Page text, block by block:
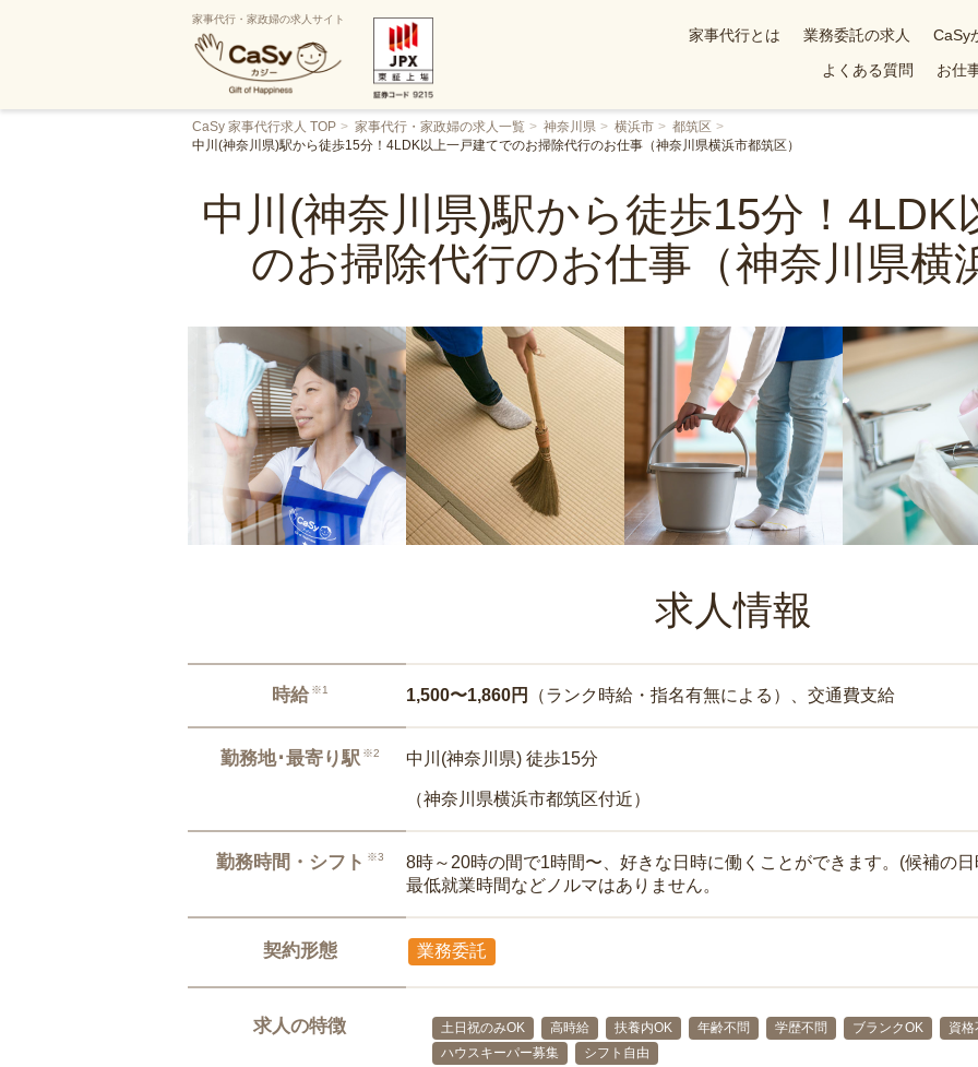
家事代行・家政婦の求人サイト
家事代行とは 業務委託の求人 CaSy
よくある質問
お仕
CaSy 家事代行求人 TOP 家事代行・家政婦の求人一覧 神奈川県 横浜市
都筑区
中川(神奈川県)駅から徒歩15分！4LDK以上一戸建てでのお掃除代行のお仕事（神奈川県横浜市都筑区）
中川(神奈川県)駅から徒歩15分！4LDK
のお掃除代行のお仕事（神奈川県横
求人情報
時給 ※1 1,500〜1,860円 （ランク時給・指名有無による）、交通費支給
勤務地･最寄り駅 ※2 中川(神奈川県) 徒歩15分
（神奈川県横浜市都筑区付近）
勤務時間・シフト ※3
8時～20時の間で1時間〜、好きな日時に働くことができます。(候補の
最低就業時間などノルマはありません。
契約形態 業務委託
求人の特徴 土日祝のみOK 高時給 扶養内OK 年齢不問 学歴不問 ブランクOK 資格
ハウスキーパー募集
シフト自由